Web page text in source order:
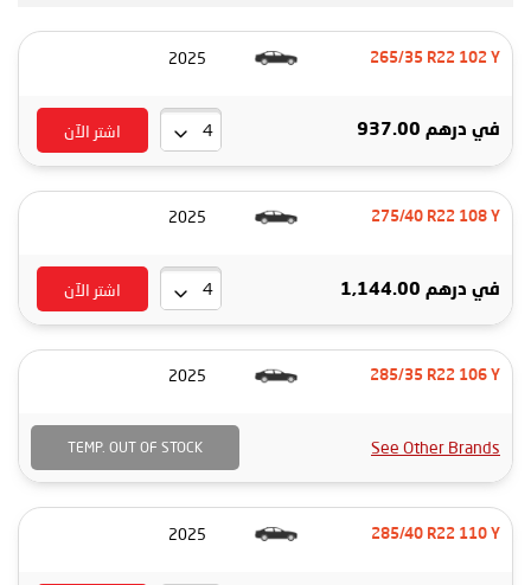
265/35 R22 102 Y
2025
في درهم 937.00 اشتر الآن
275/40 R22 108 Y
2025
في درهم 1,144.00 اشتر الآن
285/35 R22 106 Y
2025
See Other Brands
TEMP. OUT OF STOCK
285/40 R22 110 Y
2025